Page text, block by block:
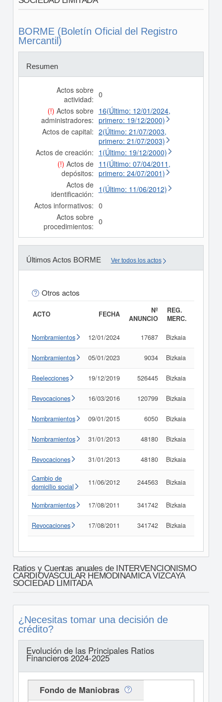
BORME (Boletín Oficial del Registro
Mercantil)
Resumen
Actos sobre
actividad: 0
(!) Actos sobre
administradores:
16(Último: 12/01/2024,
primero: 19/12/2000)
Actos de capital: 2(Último: 21/07/2003,
primero: 21/07/2003)
Actos de creación: 1(Último: 19/12/2000)
(!) Actos de
depósitos:
11(Último: 07/04/2011,
primero: 24/07/2001)
Actos de
identificación: 1(Último: 11/06/2012)
Actos informativos: 0
Actos sobre
procedimientos: 0
Últimos Actos BORME Ver todos los actos
Otros actos
ACTO FECHA
Nº
ANUNCIO
REG.
MERC.
Nombramientos 12/01/2024 17687 Bizkaia
Nombramientos 05/01/2023 9034 Bizkaia
Reelecciones 19/12/2019 526445 Bizkaia
Revocaciones 16/03/2016 120799 Bizkaia
Nombramientos 09/01/2015 6050 Bizkaia
Nombramientos 31/01/2013 48180 Bizkaia
Revocaciones 31/01/2013 48180 Bizkaia
Cambio de
domicilio social
11/06/2012 244563 Bizkaia
Nombramientos 17/08/2011 341742 Bizkaia
Revocaciones 17/08/2011 341742 Bizkaia
Ratios y Cuentas anuales de INTERVENCIONISMO
CARDIOVASCULAR HEMODINAMICA VIZCAYA
SOCIEDAD LIMITADA
¿Necesitas tomar una decisión de
crédito?
Evolución de las Principales Ratios
Financieros 2024-2025
Fondo de Maniobras